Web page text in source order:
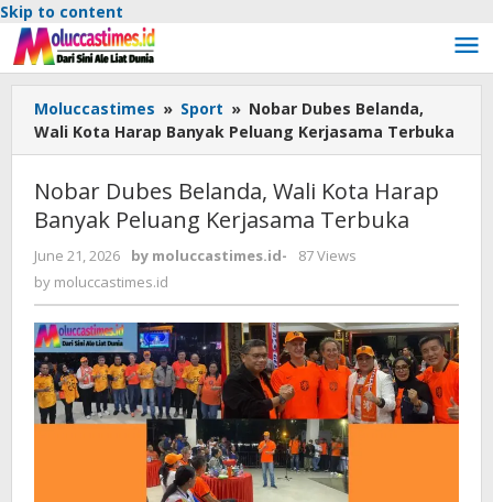
Skip to content
Moluccastimes » Sport » Nobar Dubes Belanda,
Wali Kota Harap Banyak Peluang Kerjasama Terbuka
Nobar Dubes Belanda, Wali Kota Harap
Banyak Peluang Kerjasama Terbuka
June 21, 2026 by moluccastimes.id-
87 Views
by moluccastimes.id